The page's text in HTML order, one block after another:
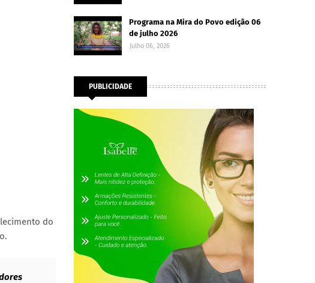
do
Programa na Mira do Povo edição 06
de julho 2026
Julho 06, 2026
PUBLICIDADE